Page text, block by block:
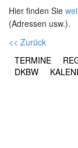
Hier finden Sie
(Adressen usw.).
<< Zurück
TERMINE
DKBW